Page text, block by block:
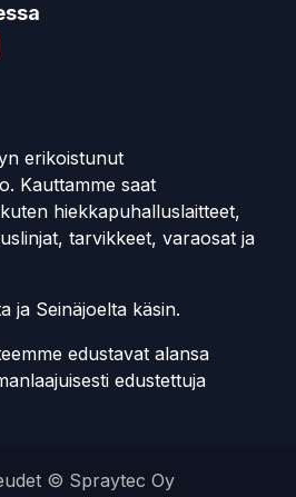
erikoistunut
Kauttamme saat
hiekkapuhalluslaitteet,
tarvikkeet, varaosat ja
ja Seinäjoelta käsin.
edustavat alansa
edustettuja
© Spraytec Oy